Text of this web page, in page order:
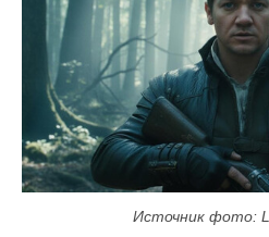
Источник фото: